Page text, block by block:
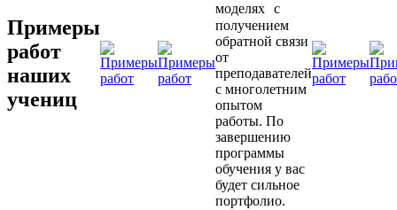
Примеры
работ
наших
учениц
моделях с
получением
обратной связи
от
преподавателей
с многолетним
опытом
работы. По
завершению
программы
обучения у вас
будет сильное
портфолио.